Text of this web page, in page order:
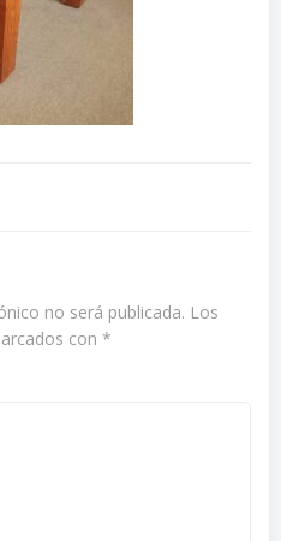
no será publicada. Los
con *